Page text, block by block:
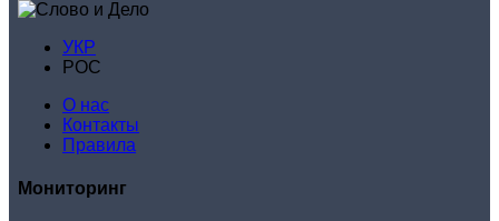
УКР
РОС
О нас
Контакты
Правила
Мониторинг